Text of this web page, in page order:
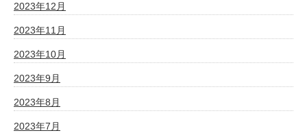
2023年12月
2023年11月
2023年10月
2023年9月
2023年8月
2023年7月